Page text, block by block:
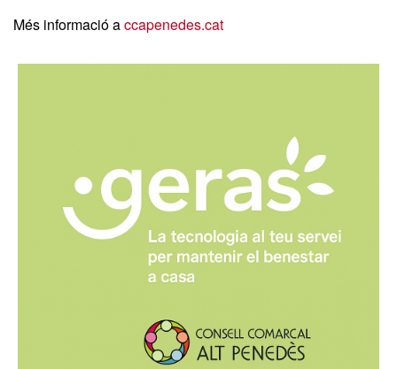
Més informació accapenedes.cat